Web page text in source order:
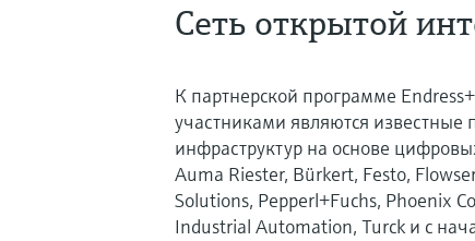
Сеть открытой
К партнерской программе
участниками являются известные
инфраструктур на основе
Auma Riester, Bürkert, Festo,
Solutions, Pepperl+Fuchs, Phoenix
Industrial Automation, Turck и с